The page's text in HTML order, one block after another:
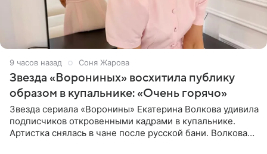
9 часов назад Соня Жарова
Звезда «Ворониных» восхитила публику
образом в купальнике: «Очень горячо»
Звезда сериала «Воронины» Екатерина Волкова удивила
подписчиков откровенными кадрами в купальнике.
Артистка снялась в чане после русской бани. Волкова